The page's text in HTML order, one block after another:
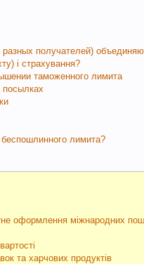
получателей)
і страхування?
таможенного лимита
лимита?
оформлення міжнародних
та харчових продуктів